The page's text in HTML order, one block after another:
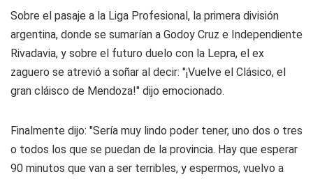
Sobre el pasaje a la Liga Profesional, la primera división
argentina, donde se sumarían a Godoy Cruz e Independiente
Rivadavia, y sobre el futuro duelo con la Lepra, el ex
zaguero se atrevió a soñar al decir: "¡Vuelve el Clásico, el
gran cláisco de Mendoza!" dijo emocionado.
Finalmente dijo: "Sería muy lindo poder tener, uno dos o tres
o todos los que se puedan de la provincia. Hay que esperar
90 minutos que van a ser terribles, y espermos, vuelvo a